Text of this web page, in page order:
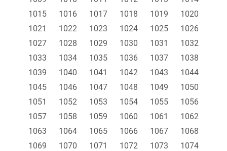
1015
1016 1017 1018 1019
1020
1021
1022 1023 1024 1025
1026
1027
1028 1029 1030 1031
1032
1033
1034 1035 1036 1037
1038
1039
1040 1041 1042 1043
1044
1045
1046 1047 1048 1049
1050
1051
1052 1053 1054 1055
1056
1057
1058 1059 1060 1061
1062
1063
1064 1065 1066 1067
1068
1069
1070 1071 1072 1073
1074